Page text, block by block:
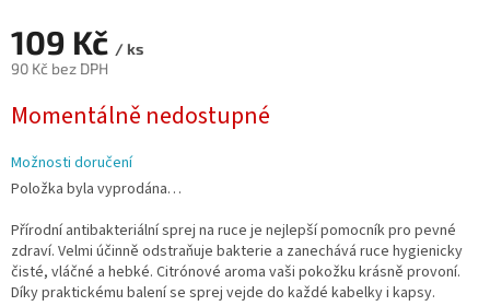
109 Kč / ks
90 Kč bez DPH
cena:
Momentálně nedostupné
Možnosti doručení
Položka byla vyprodána…
Přírodní antibakteriální sprej na ruce je nejlepší pomocník pro pevné
zdraví. Velmi účinně odstraňuje bakterie a zanechává ruce hygienicky
čisté, vláčné a hebké. Citrónové aroma vaši pokožku krásně provoní.
Díky praktickému balení se sprej vejde do každé kabelky i kapsy.